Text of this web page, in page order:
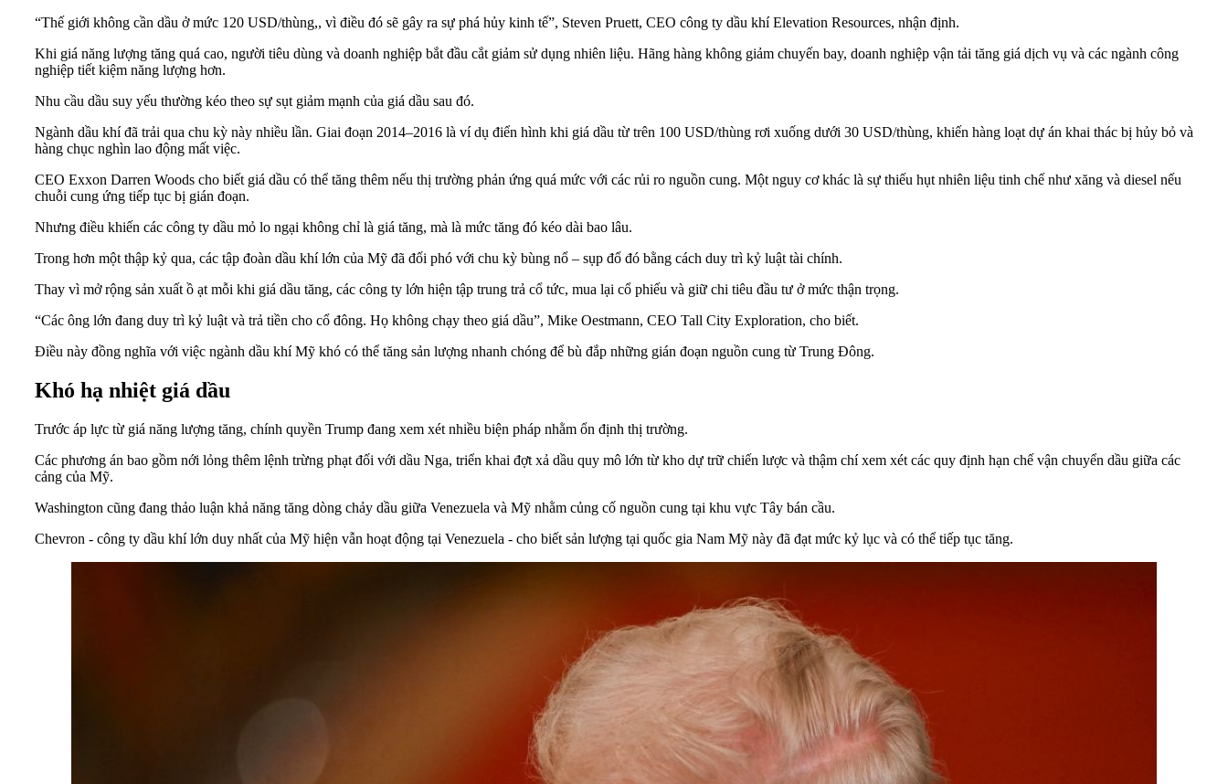
“Thế giới không cần dầu ở mức 120 USD/thùng,, vì điều đó sẽ gây ra sự phá hủy kinh tế”, Steven Pruett, CEO công ty dầu khí Elevation Resources, nhận định.
Khi giá năng lượng tăng quá cao, người tiêu dùng và doanh nghiệp bắt đầu cắt giảm sử dụng nhiên liệu. Hãng hàng không giảm chuyến bay, doanh nghiệp vận tải tăng giá dịch vụ và các ngành công
nghiệp tiết kiệm năng lượng hơn.
Nhu cầu dầu suy yếu thường kéo theo sự sụt giảm mạnh của giá dầu sau đó.
Ngành dầu khí đã trải qua chu kỳ này nhiều lần. Giai đoạn 2014–2016 là ví dụ điển hình khi giá dầu từ trên 100 USD/thùng rơi xuống dưới 30 USD/thùng, khiến hàng loạt dự án khai thác bị hủy bỏ và
hàng chục nghìn lao động mất việc.
CEO Exxon Darren Woods cho biết giá dầu có thể tăng thêm nếu thị trường phản ứng quá mức với các rủi ro nguồn cung. Một nguy cơ khác là sự thiếu hụt nhiên liệu tinh chế như xăng và diesel nếu
chuỗi cung ứng tiếp tục bị gián đoạn.
Nhưng điều khiến các công ty dầu mỏ lo ngại không chỉ là giá tăng, mà là mức tăng đó kéo dài bao lâu.
Trong hơn một thập kỷ qua, các tập đoàn dầu khí lớn của Mỹ đã đối phó với chu kỳ bùng nổ – sụp đổ đó bằng cách duy trì kỷ luật tài chính.
Thay vì mở rộng sản xuất ồ ạt mỗi khi giá dầu tăng, các công ty lớn hiện tập trung trả cổ tức, mua lại cổ phiếu và giữ chi tiêu đầu tư ở mức thận trọng.
“Các ông lớn đang duy trì kỷ luật và trả tiền cho cổ đông. Họ không chạy theo giá dầu”, Mike Oestmann, CEO Tall City Exploration, cho biết.
Điều này đồng nghĩa với việc ngành dầu khí Mỹ khó có thể tăng sản lượng nhanh chóng để bù đắp những gián đoạn nguồn cung từ Trung Đông.
Khó hạ nhiệt giá dầu
Trước áp lực từ giá năng lượng tăng, chính quyền Trump đang xem xét nhiều biện pháp nhằm ổn định thị trường.
Các phương án bao gồm nới lỏng thêm lệnh trừng phạt đối với dầu Nga, triển khai đợt xả dầu quy mô lớn từ kho dự trữ chiến lược và thậm chí xem xét các quy định hạn chế vận chuyển dầu giữa các
cảng của Mỹ.
Washington cũng đang thảo luận khả năng tăng dòng chảy dầu giữa Venezuela và Mỹ nhằm củng cố nguồn cung tại khu vực Tây bán cầu.
Chevron - công ty dầu khí lớn duy nhất của Mỹ hiện vẫn hoạt động tại Venezuela - cho biết sản lượng tại quốc gia Nam Mỹ này đã đạt mức kỷ lục và có thể tiếp tục tăng.